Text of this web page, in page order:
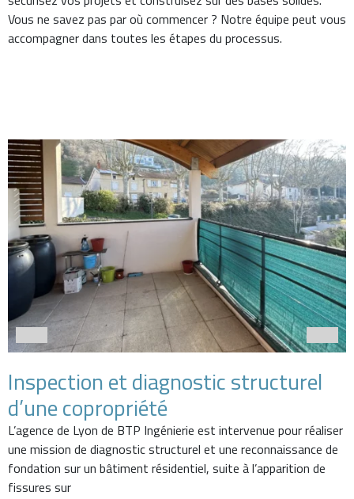
Vous ne savez pas par où commencer ? Notre équipe peut vous
accompagner dans toutes les étapes du processus.
Inspection et diagnostic structurel
d’une copropriété
L’agence de Lyon de BTP Ingénierie est intervenue pour réaliser
une mission de diagnostic structurel et une reconnaissance de
fondation sur un bâtiment résidentiel, suite à l’apparition de
fissures sur